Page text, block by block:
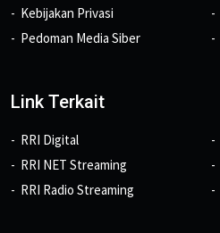
Kebijakan Privasi
Pedoman Media Siber
Link Terkait
RRI Digital
RRI NET Streaming
RRI Radio Streaming